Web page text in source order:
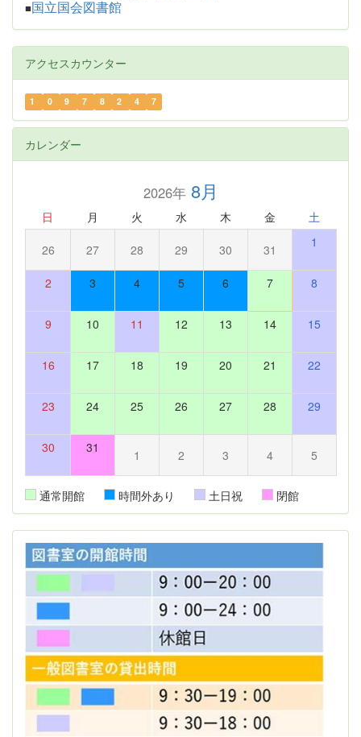
■ 国立国会図書館
アクセスカウンター
1 0 9 7 8 2 4 7
カレンダー
2026年8月
日 月 火 水 木 金 土
26 27 28 29 30 31 1
2 3 4 5 6 7 8
9 10 11 12 13 14 15
16 17 18 19 20 21 22
23 24 25 26 27 28 29
30 31 1 2 3 4 5
通常開館 時間外あり 土日祝 閉館